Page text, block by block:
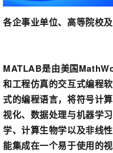
各企事业单位、高等院校及
MATLAB是由美国
和工程仿真的交互式编程
式的编程语言，将符号计
视化、数据处理与机器学
学、计算生物学以及非线
能集成在一个易于使用的